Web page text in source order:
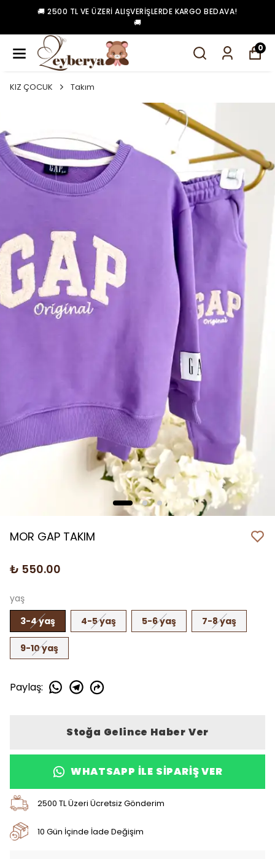
🚚 2500 TL VE ÜZERI ALIŞVERIŞLERDE KARGO BEDAVA!
🚚
0
KIZ ÇOCUK Takım
MOR GAP TAKIM
₺ 550.00
yaş
3-4 yaş
4-5 yaş 5-6 yaş 7-8 yaş
9-10 yaş
Paylaş:
Stoğa Gelince Haber Ver
WHATSAPP ILE SIPARIŞ VER
2500 TL Üzeri Ücretsiz Gönderim
10 Gün İçinde İade Değişim